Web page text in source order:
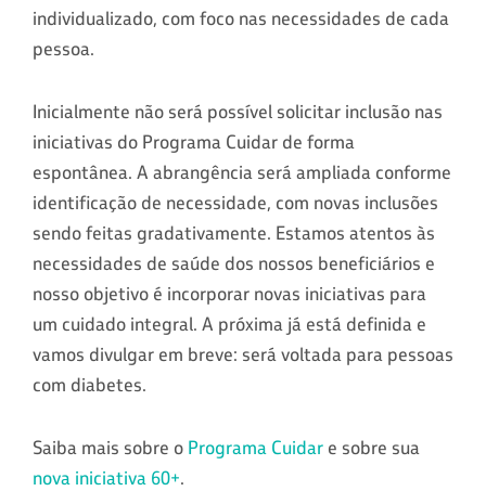
individualizado, com foco nas necessidades de cada
pessoa.
Inicialmente não será possível solicitar inclusão nas
iniciativas do Programa Cuidar de forma
espontânea. A abrangência será ampliada conforme
identificação de necessidade, com novas inclusões
sendo feitas gradativamente. Estamos atentos às
necessidades de saúde dos nossos beneficiários e
nosso objetivo é incorporar novas iniciativas para
um cuidado integral. A próxima já está definida e
vamos divulgar em breve: será voltada para pessoas
com diabetes.
Saiba mais sobre o Programa Cuidar e sobre sua
nova iniciativa 60+.